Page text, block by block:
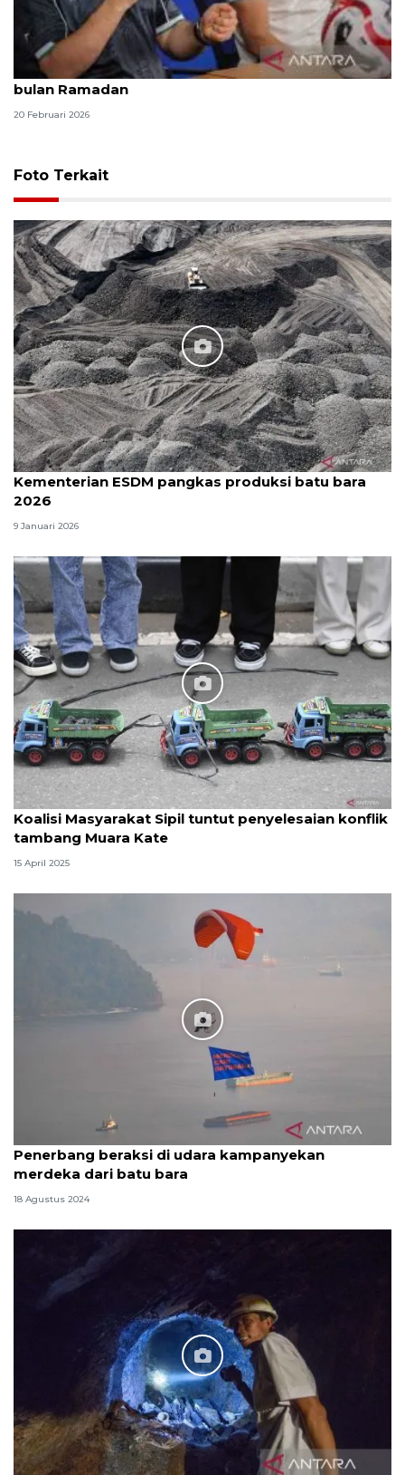
Persebaya Surabaya lakukan penyesuaian selama
bulan Ramadan
20 Februari 2026
Foto Terkait
Kementerian ESDM pangkas produksi batu bara
2026
9 Januari 2026
Koalisi Masyarakat Sipil tuntut penyelesaian konflik
tambang Muara Kate
15 April 2025
Penerbang beraksi di udara kampanyekan
merdeka dari batu bara
18 Agustus 2024